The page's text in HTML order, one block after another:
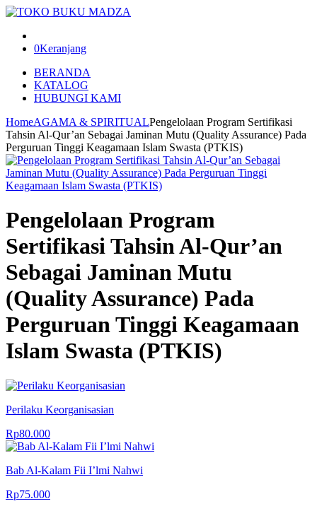
0Keranjang
BERANDA
KATALOG
HUBUNGI KAMI
HomeAGAMA & SPIRITUALPengelolaan Program Sertifikasi
Tahsin Al-Qur’an Sebagai Jaminan Mutu (Quality Assurance) Pada
Perguruan Tinggi Keagamaan Islam Swasta (PTKIS)
Pengelolaan Program
Sertifikasi Tahsin Al-Qur’an
Sebagai Jaminan Mutu
(Quality Assurance) Pada
Perguruan Tinggi Keagamaan
Islam Swasta (PTKIS)
Perilaku Keorganisasian
Rp80.000
Bab Al-Kalam Fii I’lmi Nahwi
Rp75.000